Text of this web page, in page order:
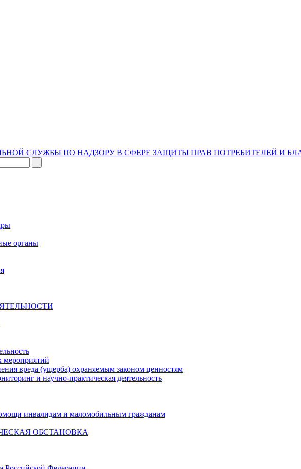
СЛУЖБЫ ПО НАДЗОРУ В СФЕРЕ ЗАЩИТЫ ПРАВ ПОТРЕБИТЕЛЕЙ И
органы
мероприятий
вреда (ущерба) охраняемым законом ценностям
и научно-практическая деятельность
инвалидам и маломобильным гражданам
ОБСТАНОВКА